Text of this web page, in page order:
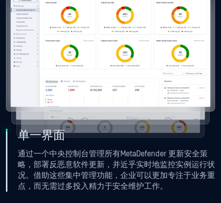
单一界面
通过一个中央控制台管理所有MetaDefender 更新安全策
略，部署反恶意软件更新，并近乎实时地监控实例运行状
况。借助这些集中管理功能，企业可以更加专注于业务重
点，而无需过多投入精力于安全维护工作。
My OPSWAT Central Management